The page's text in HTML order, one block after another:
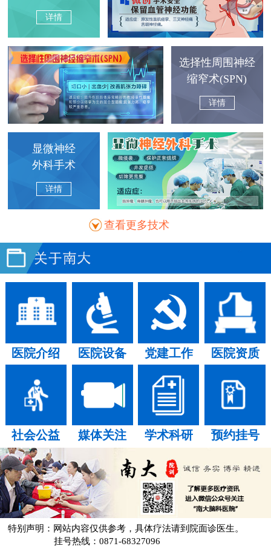
详情
选择性周围神经
缩窄术(SPN)
详情
显微神经
外科手术
详情
查看更多技术
医院介绍 医院设备 党建工作 医院资质
社会公益 媒体关注 学术科研 预约挂号
特别声明：网站内容仅供参考，具体疗法请到院面诊医生。
挂号热线：0871-68327096